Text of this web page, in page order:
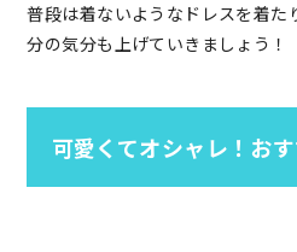
普段は着ないようなドレスを着た
分の気分も上げていきましょう！
可愛くてオシャレ！お